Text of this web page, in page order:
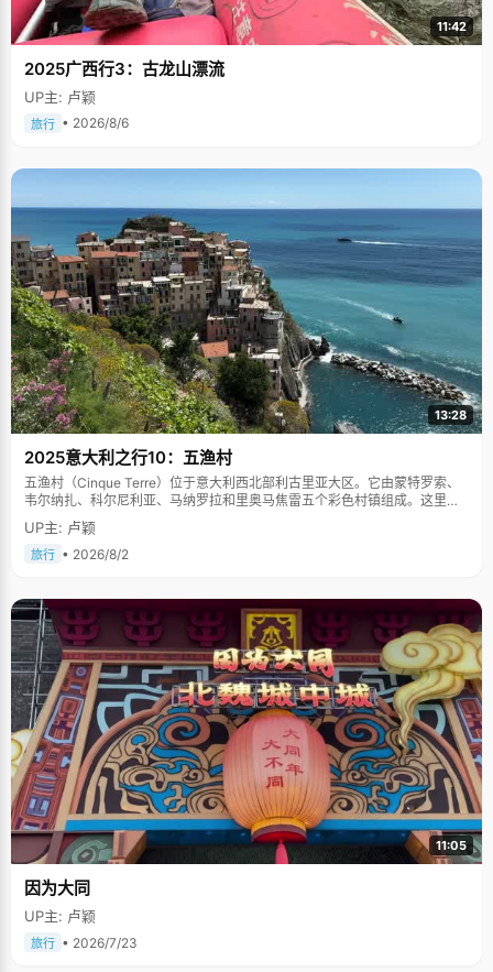
11:42
2025广西行3：古龙山漂流
UP主: 卢颖
旅行 • 2026/8/6
13:28
2025意大利之行10：五渔村
五渔村（Cinque Terre）位于意大利西北部利古里亚大区。它由蒙特罗索、
韦尔纳扎、科尔尼利亚、马纳罗拉和里奥马焦雷五个彩色村镇组成。这里依
山傍海，房屋色彩斑斓，1997年被列为世界文化遗产。
UP主: 卢颖
旅行 • 2026/8/2
11:05
因为大同
UP主: 卢颖
旅行 • 2026/7/23